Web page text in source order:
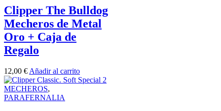
Clipper The Bulldog
Mecheros de Metal
Oro + Caja de
Regalo
12,00 € Añadir al carrito
MECHEROS,
PARAFERNALIA